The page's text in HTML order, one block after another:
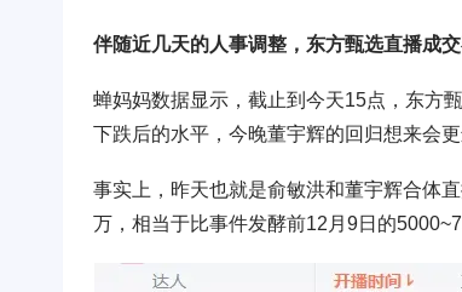
伴随近几天的人事调整，东方甄选直播成交
蝉妈妈数据显示，截止到今天15点，东方
下跌后的水平，今晚董宇辉的回归想来会
事实上，昨天也就是俞敏洪和董宇辉合体
万，相当于比事件发酵前12月9日的